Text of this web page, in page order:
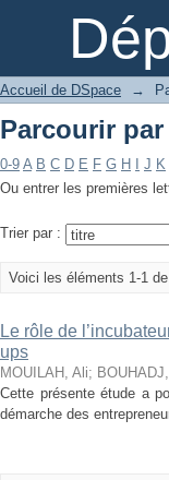
Parcourir
Accueil de DSpace →
Parcourir
0-9 A B C D E F G H J K
Ou entrer les premières
Trier par :
Voici les éléments 1-1
Le rôle de
ups
MOUILAH, Ali;
Cette présente étude a
démarche des